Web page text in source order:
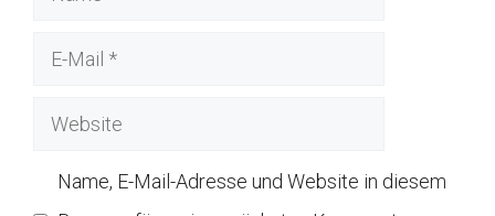
Website
Name, E-Mail-Adresse und Website in diesem